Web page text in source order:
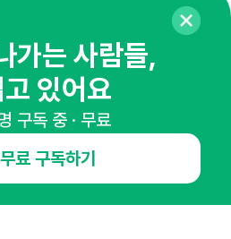
가는 사람들,
있어요
구독 중 · 무료
료 구독하기